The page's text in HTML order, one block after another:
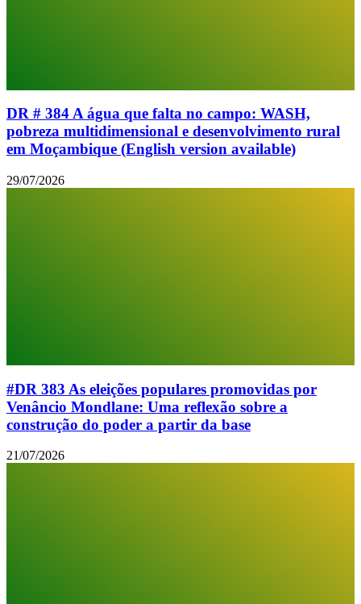
DR # 384 A água que falta no campo: WASH,
pobreza multidimensional e desenvolvimento rural
em Moçambique (English version available)
29/07/2026
#DR 383 As eleições populares promovidas por
Venâncio Mondlane: Uma reflexão sobre a
construção do poder a partir da base
21/07/2026